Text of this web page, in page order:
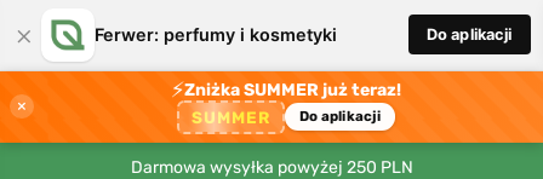
× Ferwer: perfumy i kosmetyki Do aplikacji
×
⚡Zniżka SUMMER już teraz!
SUMMER Do aplikacji
Darmowa wysyłka powyżej 250 PLN